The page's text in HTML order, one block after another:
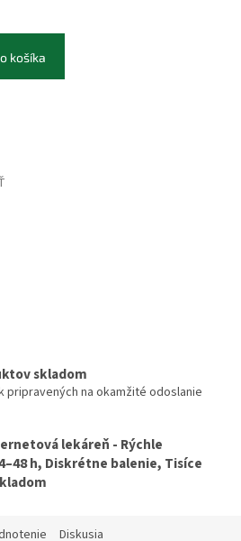
košíka
skladom
pripravených na okamžité odoslanie
lekáreň - Rýchle
h, Diskrétne balenie, Tisíce
Diskusia